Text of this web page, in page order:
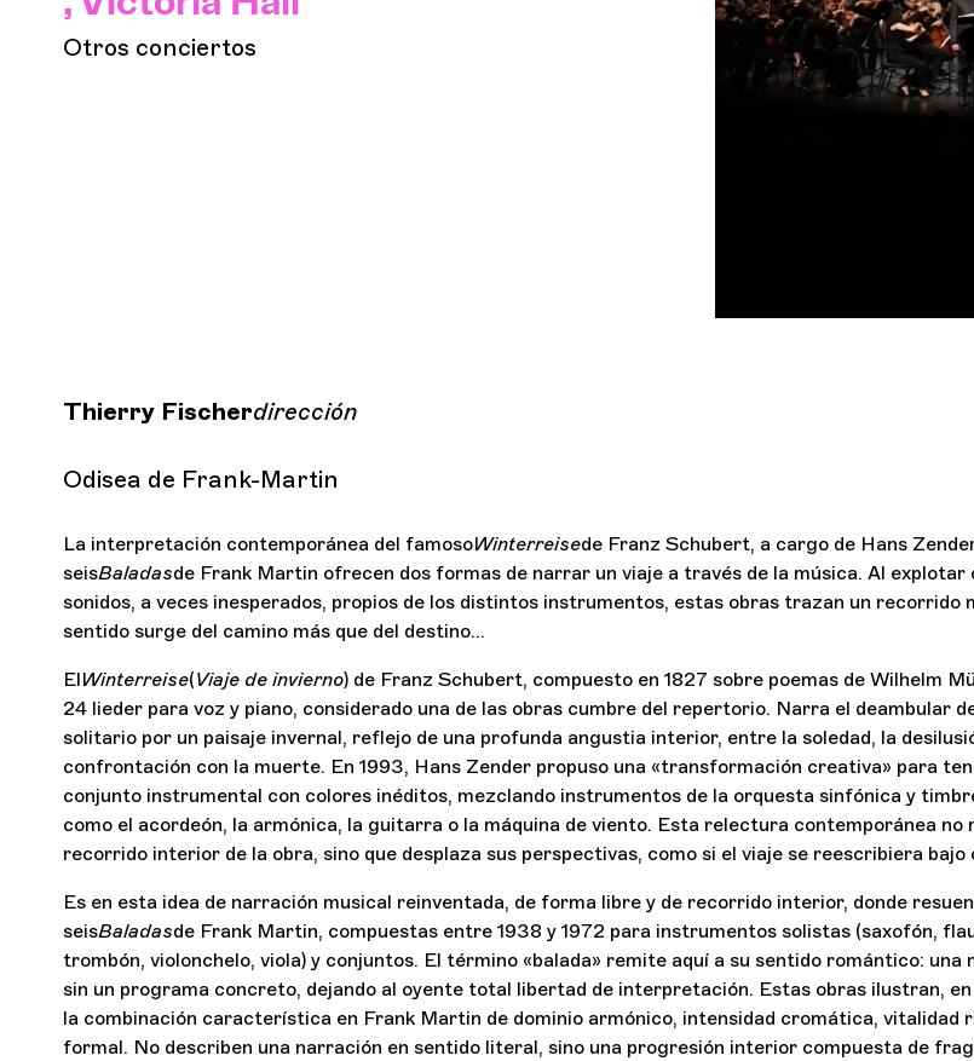
Otros conciertos
Thierry Fischerdirección
Odisea de Frank-Martin
La interpretación contemporánea del famosoWinterreisede Franz Schubert, a cargo de Hans
seisBaladasde Frank Martin ofrecen dos formas de narrar un viaje a través de la música. Al explotar
sonidos, a veces inesperados, propios de los distintos instrumentos, estas obras trazan un recorrido
sentido surge del camino más que del destino…
ElWinterreise(Viaje de invierno) de Franz Schubert, compuesto en 1827 sobre poemas de Wilhelm
24 lieder para voz y piano, considerado una de las obras cumbre del repertorio. Narra el deambular
solitario por un paisaje invernal, reflejo de una profunda angustia interior, entre la soledad, la
confrontación con la muerte. En 1993, Hans Zender propuso una «transformación creativa» para
conjunto instrumental con colores inéditos, mezclando instrumentos de la orquesta sinfónica y
como el acordeón, la armónica, la guitarra o la máquina de viento. Esta relectura contemporánea no
recorrido interior de la obra, sino que desplaza sus perspectivas, como si el viaje se reescribiera bajo
Es en esta idea de narración musical reinventada, de forma libre y de recorrido interior, donde
seisBaladasde Frank Martin, compuestas entre 1938 y 1972 para instrumentos solistas (saxofón,
trombón, violonchelo, viola) y conjuntos. El término «balada» remite aquí a su sentido romántico: una
sin un programa concreto, dejando al oyente total libertad de interpretación. Estas obras ilustran,
la combinación característica en Frank Martin de dominio armónico, intensidad cromática, vitalidad
formal. No describen una narración en sentido literal, sino una progresión interior compuesta de